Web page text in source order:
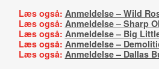
Læs også: Anmeldelse – Wild
Læs også: Anmeldelse – Sharp
Læs også: Anmeldelse – Big
Læs også: Anmeldelse –
Læs også: Anmeldelse – Dallas